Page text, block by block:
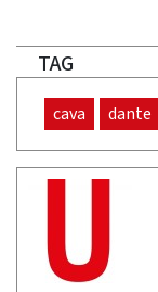
TAG
cava dante